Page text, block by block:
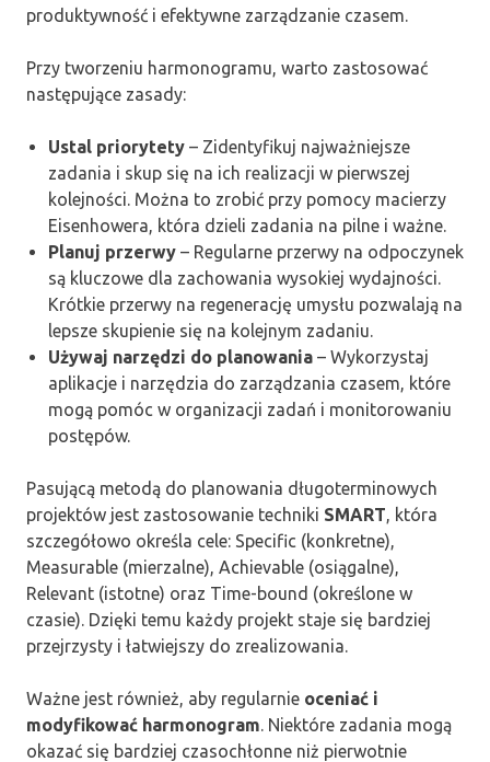
produktywność i efektywne zarządzanie czasem.
Przy tworzeniu harmonogramu, warto zastosować
następujące zasady:
Ustal priorytety – Zidentyfikuj najważniejsze
zadania i skup się na ich realizacji w pierwszej
kolejności. Można to zrobić przy pomocy macierzy
Eisenhowera, która dzieli zadania na pilne i ważne.
Planuj przerwy – Regularne przerwy na odpoczynek
są kluczowe dla zachowania wysokiej wydajności.
Krótkie przerwy na regenerację umysłu pozwalają na
lepsze skupienie się na kolejnym zadaniu.
Używaj narzędzi do planowania – Wykorzystaj
aplikacje i narzędzia do zarządzania czasem, które
mogą pomóc w organizacji zadań i monitorowaniu
postępów.
Pasującą metodą do planowania długoterminowych
projektów jest zastosowanie techniki SMART, która
szczegółowo określa cele: Specific (konkretne),
Measurable (mierzalne), Achievable (osiągalne),
Relevant (istotne) oraz Time-bound (określone w
czasie). Dzięki temu każdy projekt staje się bardziej
przejrzysty i łatwiejszy do zrealizowania.
Ważne jest również, aby regularnie oceniać i
modyfikować harmonogram. Niektóre zadania mogą
okazać się bardziej czasochłonne niż pierwotnie